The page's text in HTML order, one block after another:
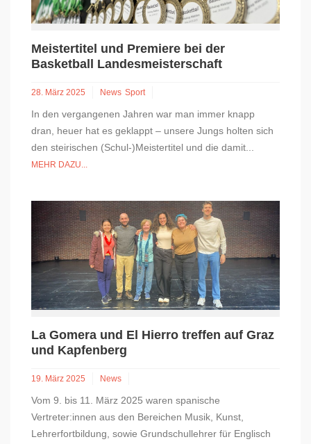
Meistertitel und Premiere bei der
Basketball Landesmeisterschaft
28. März 2025 News Sport
In den vergangenen Jahren war man immer knapp
dran, heuer hat es geklappt – unsere Jungs holten sich
den steirischen (Schul-)Meistertitel und die damit...
MEHR DAZU...
La Gomera und El Hierro treffen auf Graz
und Kapfenberg
19. März 2025 News
Vom 9. bis 11. März 2025 waren spanische
Vertreter:innen aus den Bereichen Musik, Kunst,
Lehrerfortbildung, sowie Grundschullehrer für Englisch